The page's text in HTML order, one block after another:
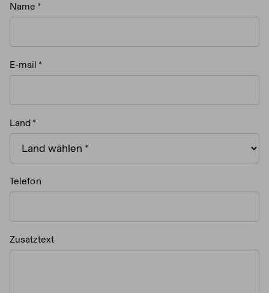
Name
E-mail
Land
Telefon
Zusatztext